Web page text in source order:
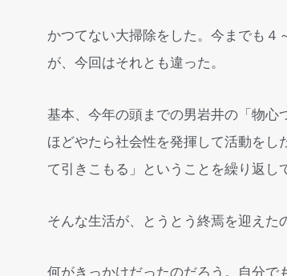
かつてない大掃除をした。今までも
が、今回はそれとも違った。
基本、今年の頭までの男岩井の「物
ほどやたら社会性を発揮して活動を
て引きこもる」ということを繰り返し
そんな生活が、とうとう終焉を迎えた
何がきっかけだったのだろう。自分